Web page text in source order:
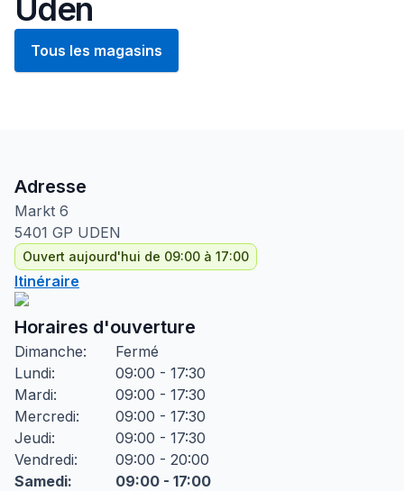
Uden
Tous les magasins
Adresse
Markt 6
5401 GP UDEN
Ouvert aujourd'hui de 09:00 à 17:00
Itinéraire
Horaires d'ouverture
Dimanche:
Fermé
Lundi:
09:00 - 17:30
Mardi:
09:00 - 17:30
Mercredi:
09:00 - 17:30
Jeudi:
09:00 - 17:30
Vendredi:
09:00 - 20:00
Samedi: 09:00 - 17:00